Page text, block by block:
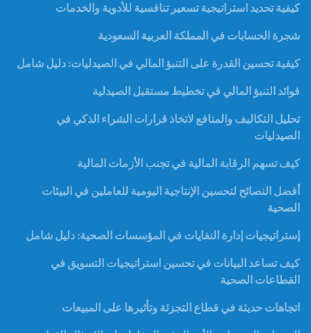
كيفية تحديد استراتيجية تسعير تنافسية للأدوية والخدمات
شجرة الحسابات في المملكة العربية السعودية
كيفية تحسين القدرة على التنبؤ المالي في الصيدليات: دليل شامل
فوائد التنبؤ المالي في تخطيط مستقبل الصيدلية
تحليل التكاليف والمنافع لاتخاذ قرارات الشراء الذكي في
الصيدليات
كيف تسهم الرقابة المالية في تجنب الأزمات المالية
أفضل النصائح لتحسين الإنتاجية اليومية للعاملين في البيئات
الصحية
إستراتيجيات إدارة النفايات في المؤسسات الصحية: دليل شامل
كيف تساعد البيانات في تحسين استراتيجيات التسويق في
القطاعات الصحية
اتجاهات حديثة في قطاع التجزئة وتأثيرها على المبيعات